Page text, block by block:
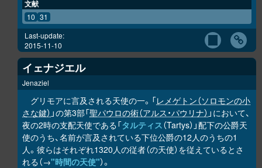
文献
10 31
Last-update:
2015-11-10
イェナジエル
Jenaziel
グリモアに言及される天使の一。「レメゲトン（ソロモンの小
さな鍵） 」の第3部「聖パウロの術（アルス・パウリナ） 」において、
夜の2時の支配天使である「タルティス（Tartys）」配下の公爵天
使のうち、名前が言及されている下位公爵の12人のうちの1
人。彼らはそれぞれ1320人の従者（の天使）を従えているとさ
れる（→"時間の天使"）。